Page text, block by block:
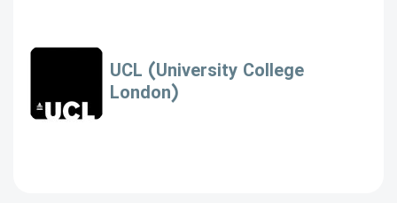
UCL (University College
London)